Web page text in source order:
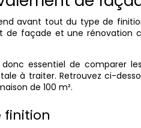
avant tout du type de
de façade et une rénovation
essentiel de comparer
à traiter. Retrouvez ci-
de 100 m².
finition